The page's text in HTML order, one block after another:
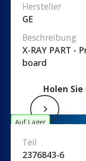
Hersteller
GE
Beschreibung
X-RAY PART -
board
Holen
Auf Lager
Teil
2376843-6